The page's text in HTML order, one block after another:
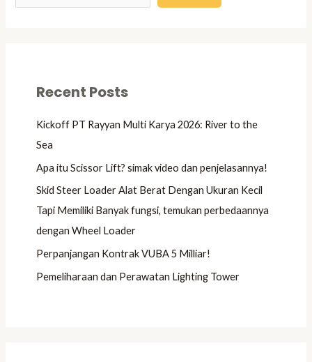
Recent Posts
Kickoff PT Rayyan Multi Karya 2026: River to the
Sea
Apa itu Scissor Lift? simak video dan penjelasannya!
Skid Steer Loader Alat Berat Dengan Ukuran Kecil
Tapi Memiliki Banyak fungsi, temukan perbedaannya
dengan Wheel Loader
Perpanjangan Kontrak VUBA 5 Milliar!
Pemeliharaan dan Perawatan Lighting Tower